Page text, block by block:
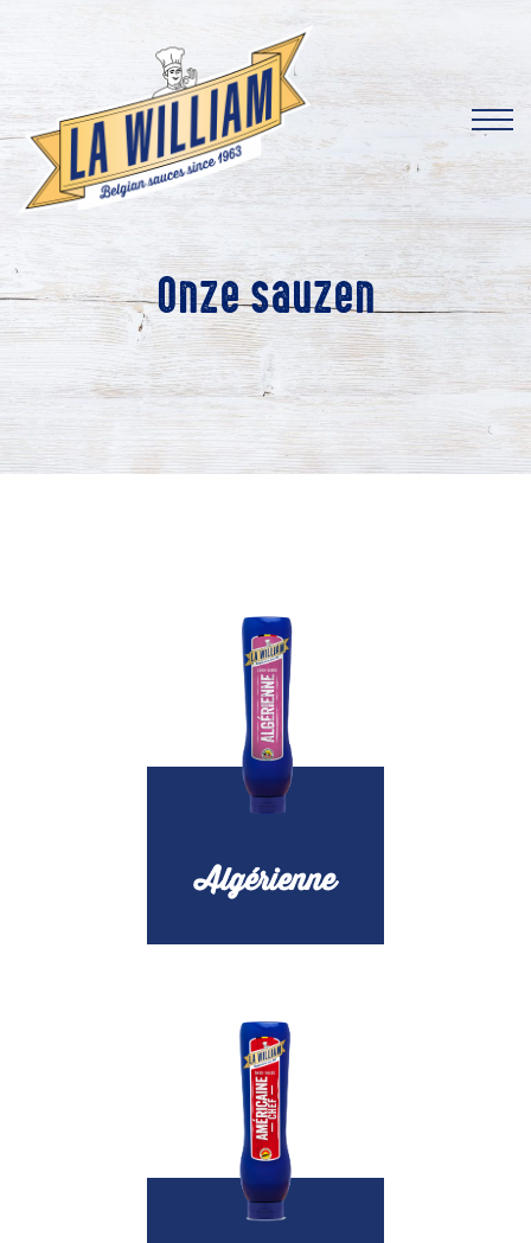
Onze sauzen
Algérienne